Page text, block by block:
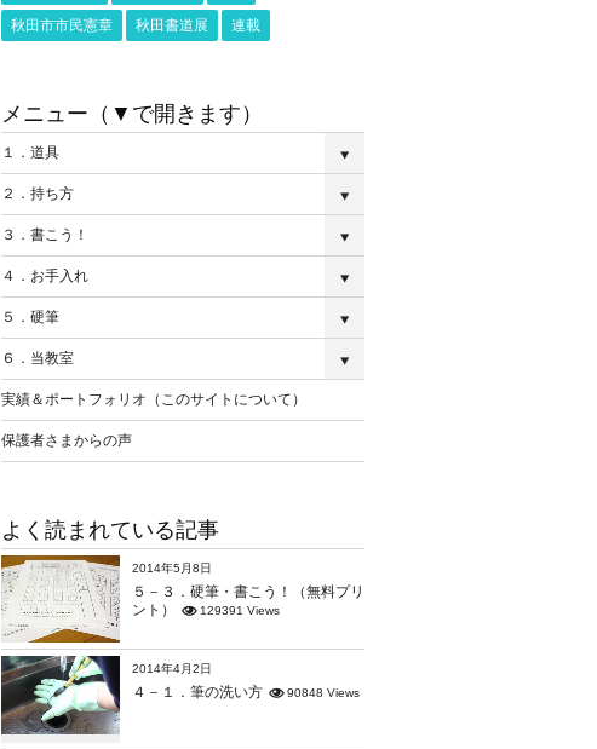
秋田市市民憲章 秋田書道展 連載
メニュー（▼で開きます）
１．道具
２．持ち方
３．書こう！
４．お手入れ
５．硬筆
６．当教室
実績＆ポートフォリオ（このサイトについて）
保護者さまからの声
よく読まれている記事
2014年5月8日
５－３．硬筆・書こう！（無料プリ
ント）
129391 Views
2014年4月2日
４－１．筆の洗い方 90848 Views